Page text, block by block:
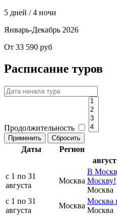
5 дней / 4 ночи
Январь-Декабрь 2026
От 33 590 руб
Расписание туров
Продолжительность
Даты Регион
с 1 по 31
августа
Москва
В
Москву!
Москва
с 1 по 31
августа
Москва
Москва
Москва